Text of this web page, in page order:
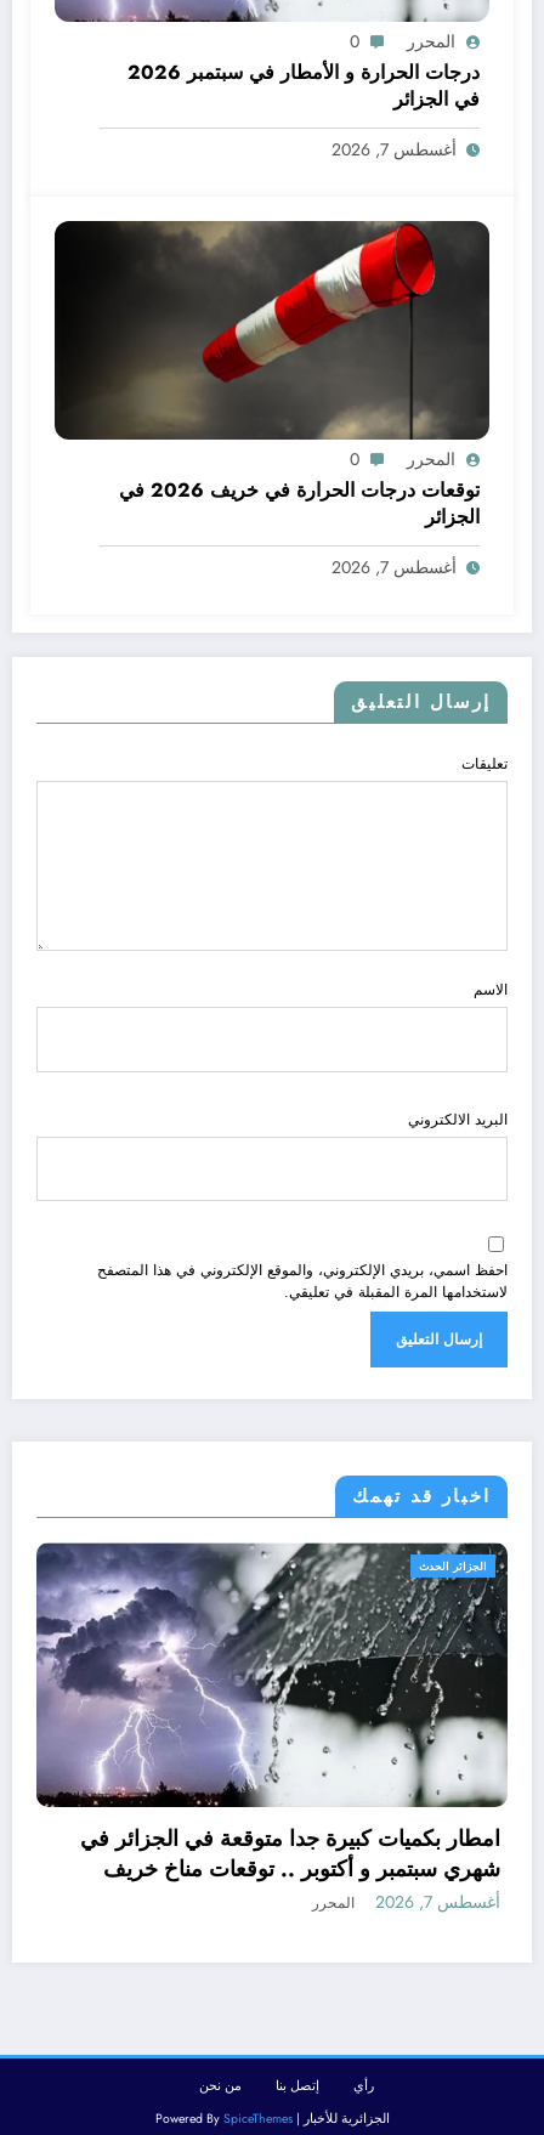
المحرر 0
درجات الحرارة و الأمطار في سبتمبر 2026
في الجزائر
أغسطس 7, 2026
المحرر 0
توقعات درجات الحرارة في خريف 2026 في
الجزائر
أغسطس 7, 2026
إرسال التعليق
تعليقات
الاسم
البريد الالكتروني
احفظ اسمي، بريدي الإلكتروني، والموقع الإلكتروني في هذا المتصفح
لاستخدامها المرة المقبلة في تعليقي.
اخبار قد تهمك